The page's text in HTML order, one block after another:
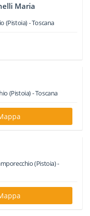
Maria
(Pistoia) -Toscana
(Pistoia) -Toscana
(Pistoia) -